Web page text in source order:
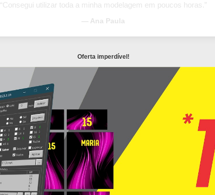
“Consegui utilizar toda a minha modelagem em poucos horas.”
— Ana Paula
Oferta imperdível!